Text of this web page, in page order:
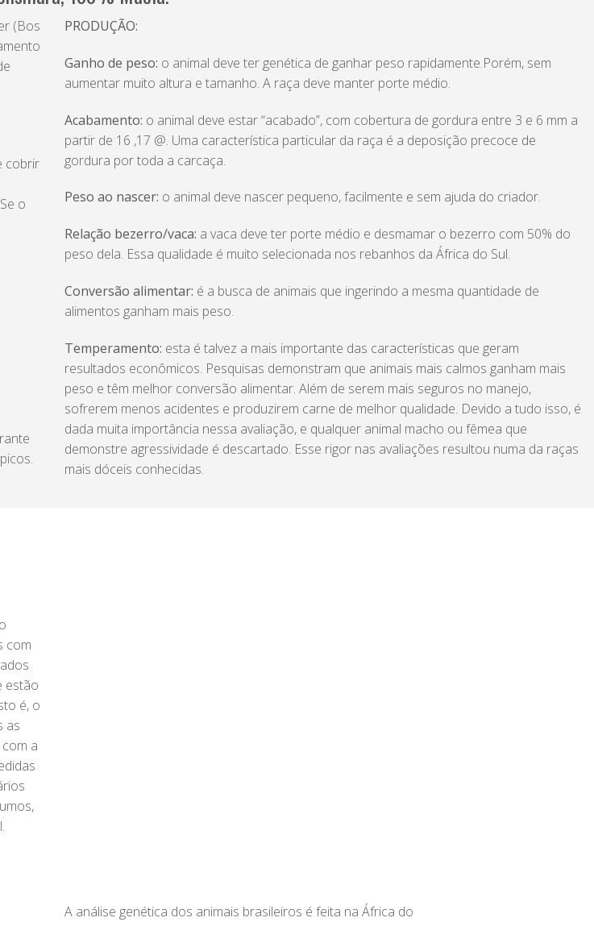
(Bos
cobrir
o
PRODUÇÃO:
Ganho de peso: o animal deve ter genética de ganhar peso rapidamente.Porém, sem
aumentar muito altura e tamanho. A raça deve manter porte médio.
Acabamento: o animal deve estar “acabado”, com cobertura de gordura entre 3 e 6 mm a
partir de 16 ,17 @. Uma característica particular da raça é a deposição precoce de
gordura por toda a carcaça.
Peso ao nascer: o animal deve nascer pequeno, facilmente e sem ajuda do criador.
Relação bezerro/vaca: a vaca deve ter porte médio e desmamar o bezerro com 50% do
peso dela. Essa qualidade é muito selecionada nos rebanhos da África do Sul.
Conversão alimentar: é a busca de animais que ingerindo a mesma quantidade de
alimentos ganham mais peso.
Temperamento: esta é talvez a mais importante das características que geram
resultados econômicos. Pesquisas demonstram que animais mais calmos ganham mais
peso e têm melhor conversão alimentar. Além de serem mais seguros no manejo,
sofrerem menos acidentes e produzirem carne de melhor qualidade. Devido a tudo isso, é
dada muita importância nessa avaliação, e qualquer animal macho ou fêmea que
demonstre agressividade é descartado. Esse rigor nas avaliações resultou numa da raças
mais dóceis conhecidas.
com
estão
é, o
as
a
A análise genética dos animais brasileiros é feita na África do